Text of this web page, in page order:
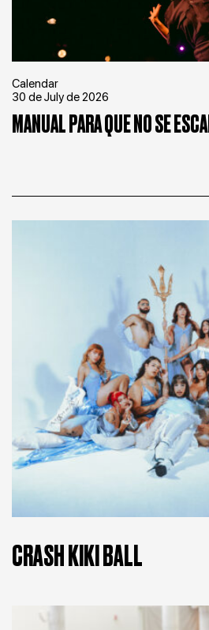
Calendar
30 de July de 2026
MANUAL PARA QUE NO SE
CRASH KIKI BALL